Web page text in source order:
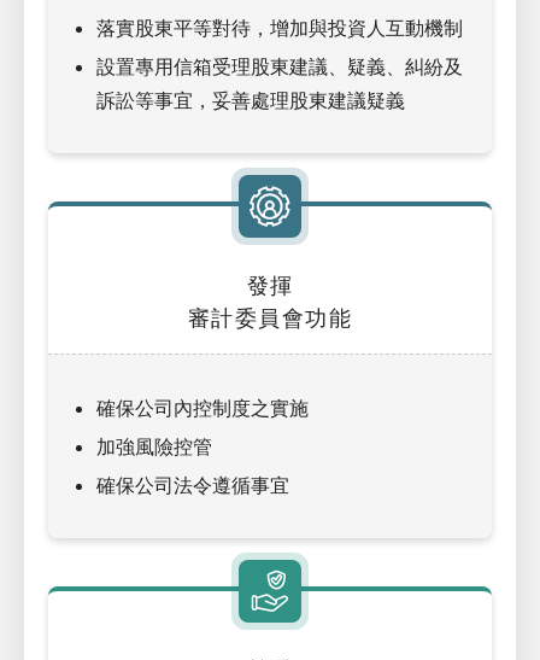
落實股東平等對待，增加與投資人互動機制
設置專用信箱受理股東建議、疑義、糾紛及
訴訟等事宜，妥善處理股東建議疑義
發揮
審計委員會功能
確保公司內控制度之實施
加強風險控管
確保公司法令遵循事宜